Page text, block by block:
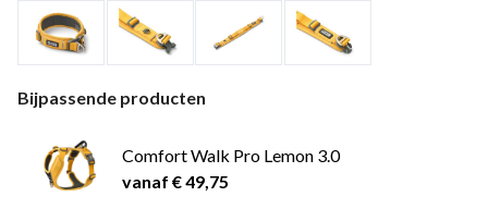
Bijpassende producten
Comfort Walk Pro Lemon 3.0
vanaf € 49,75